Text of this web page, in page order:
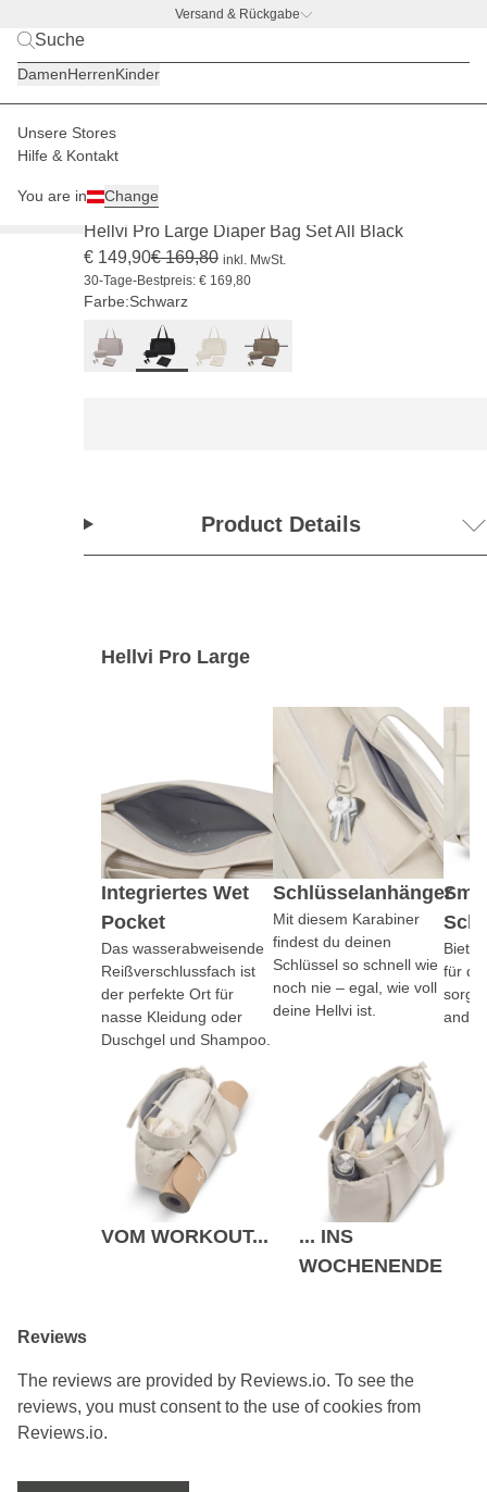
Versand & Rückgabe
DamenHerrenKinder
Unsere Stores
Hilfe & Kontakt
You are in Change
Kinder Wickelrucksäcke & -taschen
Hellvi Pro Large Diaper Bag Set All Black
€ 149,90€ 169,80 inkl. MwSt.
30-Tage-Bestpreis: € 169,80
Farbe:Schwarz
Product Details
Hellvi Pro Large
Integriertes Wet
Pocket
Das wasserabweisende
Reißverschlussfach ist
der perfekte Ort für
nasse Kleidung oder
Duschgel und Shampoo.
Schlüsselanhänger
Mit diesem Karabiner
findest du deinen
Schlüssel so schnell wie
noch nie – egal, wie voll
deine Hellvi ist.
für
sorgt
VOM WORKOUT...
... INS
WOCHENENDE
Reviews
The reviews are provided by Reviews.io. To see the
reviews, you must consent to the use of cookies from
Reviews.io.